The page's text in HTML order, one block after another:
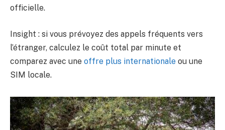
officielle.
Insight : si vous prévoyez des appels fréquents vers
l’étranger, calculez le coût total par minute et
comparez avec une offre plus internationale ou une
SIM locale.